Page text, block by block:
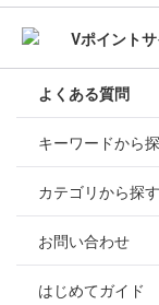
よくある質問
キーワードから
カテゴリから探す
お問い合わせ
はじめてガイド